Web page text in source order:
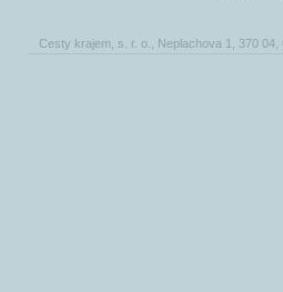
Cesty krajem, s. r. o., Neplachova 1, 370